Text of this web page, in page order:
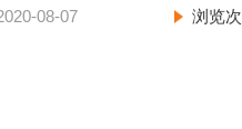
08-07 浏览次